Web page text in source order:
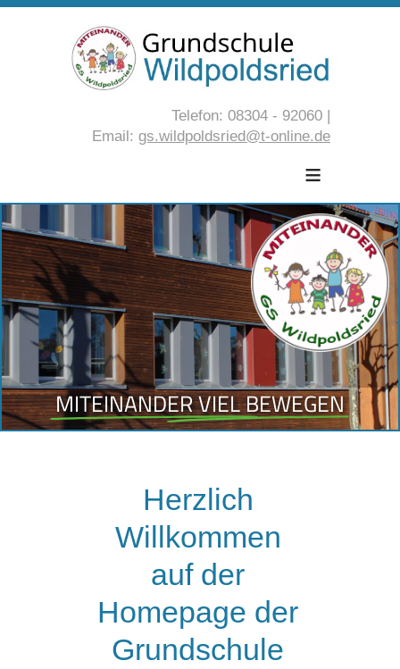
Telefon: 08304 - 92060 |
Email: gs.wildpoldsried@t-online.de
≡
MITEINANDER VIEL BEWEGEN
Herzlich
Willkommen
auf der
Homepage der
Grundschule